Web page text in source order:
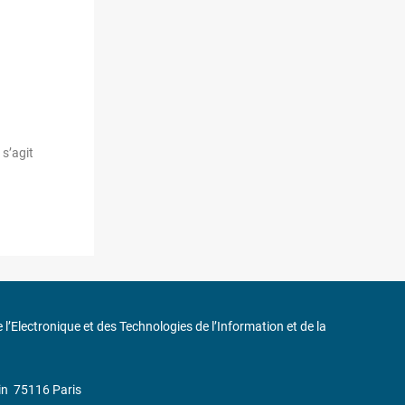
l’Electronique et des Technologies de l’Information et de la
75116 Paris